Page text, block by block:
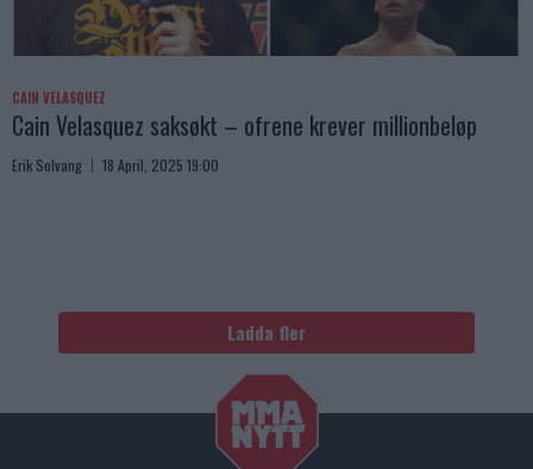
CAIN VELASQUEZ
Cain Velasquez saksøkt – ofrene krever millionbeløp
Erik Solvang 18 April, 2025 19:00
Ladda fler